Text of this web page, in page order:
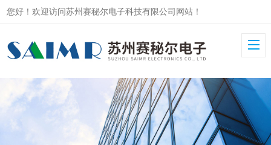
您好！欢迎访问苏州赛秘尔电子科技有限公司网站！